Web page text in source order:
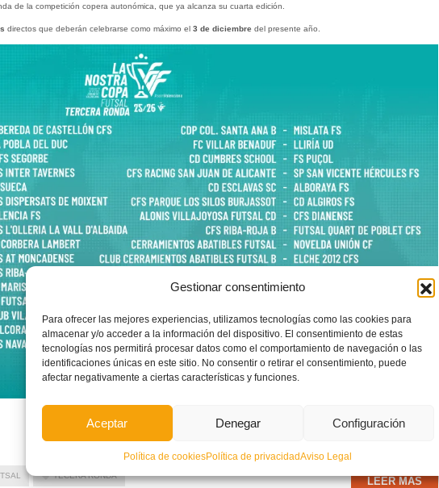
Gestionar consentimiento
Para ofrecer las mejores experiencias, utilizamos tecnologías como las cookies para
almacenar y/o acceder a la información del dispositivo. El consentimiento de estas
tecnologías nos permitirá procesar datos como el comportamiento de navegación o las
identificaciones únicas en este sitio. No consentir o retirar el consentimiento, puede
afectar negativamente a ciertas características y funciones.
Aceptar Denegar Configuración
Política de cookiesPolítica de privacidadAviso Legal
de la competición copera autonómica, que ya alcanza su cuarta edición.
directos que deberán celebrarse como máximo el 3 de diciembredel presente año.
TECERA RONDA LEER MÁS